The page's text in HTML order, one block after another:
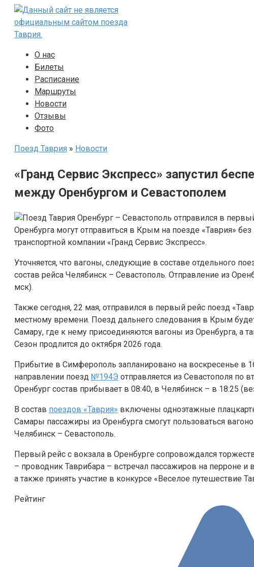
Перейти
контенту
О нас
Билеты
Расписание
Маршруты
Новости
Отзывы
Фото
Поезд Таврия » Новости
«Гранд Сервис Экспресс» запустил
между Оренбургом и Севастополем
Оренбурга могут отправиться в Крым на поезде «Таврия»
транспортной компании «Гранд Сервис Экспресс».
Уточняется, что вагоны, следующие в составе отдельного
состав рейса Челябинск – Севастополь. Отправление из
мск).
Также сегодня, 22 мая, отправился в первый рейс поезд
местному времени. Поезд дальнего следования в Крым
Самару, где к нему присоединяются вагоны из Оренбурга, а
Сезон продлится до октября 2026 года.
Прибытие в Симферополь запланировано на воскресенье в
направлении поезд №194Э отправляется из Севастополя по
Оренбург состав прибывает в 08:40, в Челябинск – в 18:25
В состав поездов «Таврия» включены одноэтажные
Самары пассажиры из Оренбурга смогут пользоваться
Челябинск – Севастополь.
Первый рейс с вокзала в Оренбурге сопровождался
– проводник Таврибара – встречал пассажиров на перроне
а также принять участие в конкурсе «Веселое путешествие
Рейтинг